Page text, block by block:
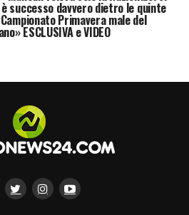
successo davvero dietro le quinte
Campionato Primavera male del
ESCLUSIVA e VIDEO